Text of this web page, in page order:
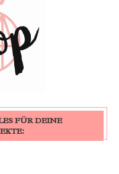
FÜR DEINE